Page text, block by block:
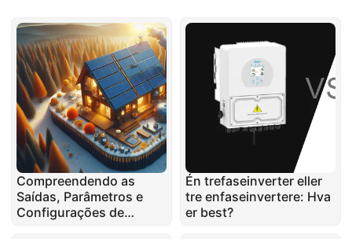
Compreendendo as
Saídas, Parâmetros e
Configurações de
Én trefaseinverter eller
tre enfaseinvertere: Hva
er best?